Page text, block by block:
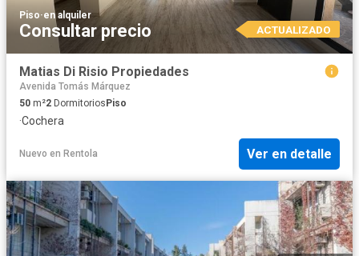
Piso·en alquiler
Consultar precio ACTUALIZADO
Matias Di Risio Propiedades
Avenida Tomás Márquez
50 m²2 Dormitorios Piso
·Cochera
Nuevo en Rentola Ver en detalle